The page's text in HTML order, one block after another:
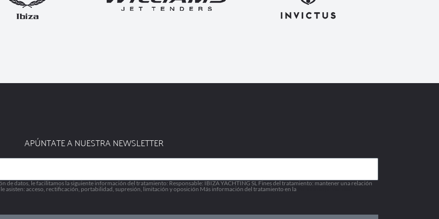
APÚNTATE A NUESTRA NEWSLETTER
de datos, le facilitamos la siguiente información del tratamiento: Responsable: IBIZA YACHTING SL Fines del tratamiento: mantener una relación
asisten: acceso, rectificación, portabilidad, supresión, limitación y oposición Más información del tratamiento en la